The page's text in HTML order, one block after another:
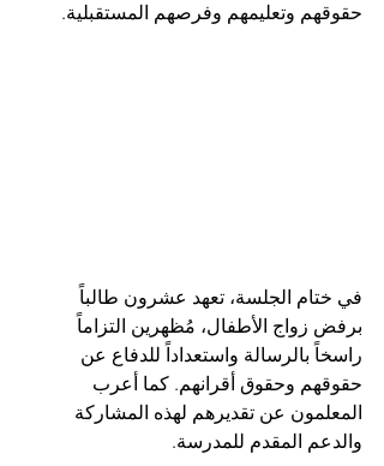
حقوقهم وتعليمهم وفرصهم المستقبلية.
في ختام الجلسة، تعهد عشرون طالباً
برفض زواج الأطفال، مُظهرين التزاماً
راسخاً بالرسالة واستعداداً للدفاع عن
حقوقهم وحقوق أقرانهم. كما أعرب
المعلمون عن تقديرهم لهذه المشاركة
والدعم المقدم للمدرسة.